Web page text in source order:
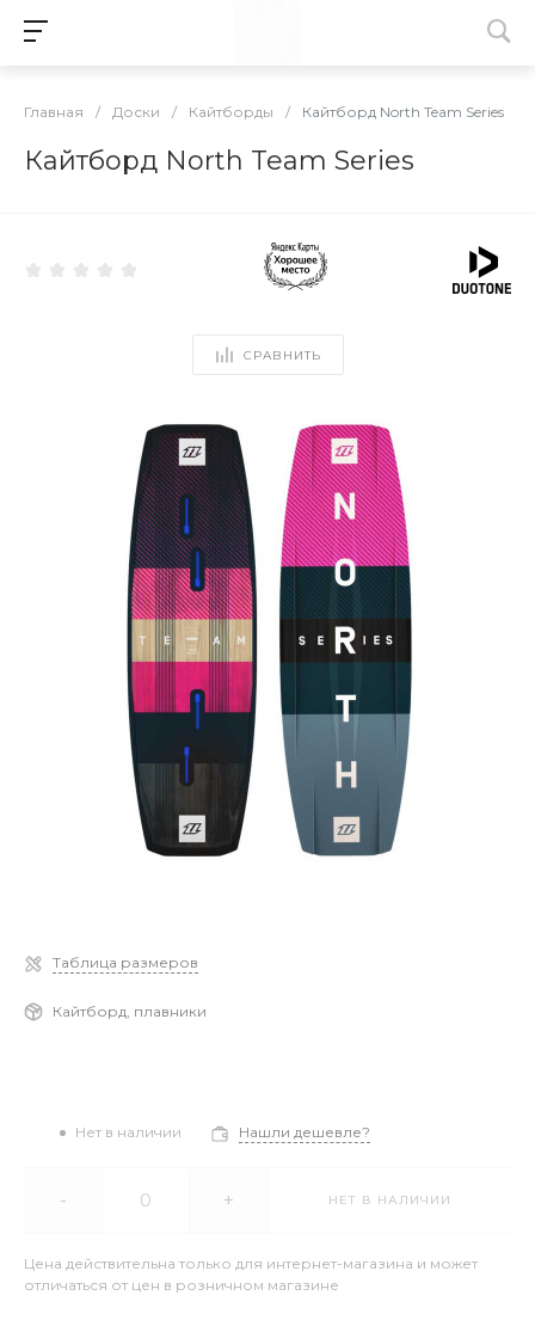
Главная / Доски / Кайтборды / Кайтборд North Team Series
Кайтборд North Team Series
СРАВНИТЬ
Таблица размеров
Кайтборд, плавники
Нет в наличии Нашли дешевле?
- + НЕТ В НАЛИЧИИ
Цена действительна только для интернет-магазина и может
отличаться от цен в розничном магазине